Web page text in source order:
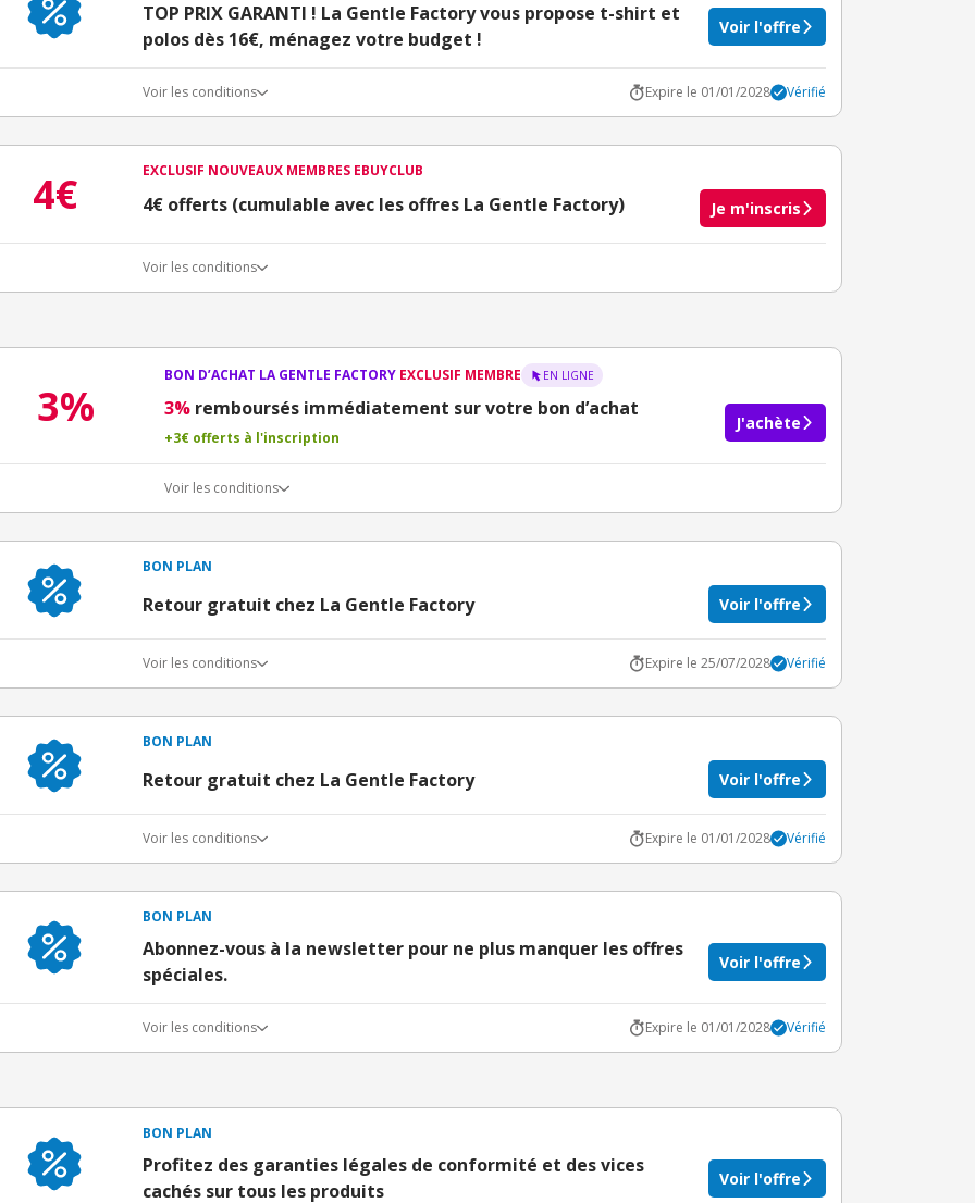
TOP PRIX GARANTI ! La Gentle Factory vous propose t-shirt et
polos dès 16€, ménagez votre budget !
Voir l'offre
Voir les conditions Expire le 01/01/2028 Vérifié
4€ EXCLUSIF NOUVEAUX MEMBRES EBUYCLUB
4€ offerts (cumulable avec les offres La Gentle Factory) Je m'inscris
Voir les conditions
Offre réservée à une toute première inscription chez eBuyClub.
3%
BON D’ACHAT LA GENTLE FACTORY EXCLUSIF MEMBRE EN LIGNE
3% remboursés immédiatement sur votre bon d’achat
+3€ offerts à l'inscription
J'achète
Voir les conditions
BON PLAN
Retour gratuit chez La Gentle Factory Voir l'offre
Voir les conditions Expire le 25/07/2028 Vérifié
BON PLAN
Retour gratuit chez La Gentle Factory Voir l'offre
Voir les conditions Expire le 01/01/2028 Vérifié
BON PLAN
Abonnez-vous à la newsletter pour ne plus manquer les offres
spéciales.
Voir l'offre
Voir les conditions Expire le 01/01/2028 Vérifié
BON PLAN
Profitez des garanties légales de conformité et des vices
cachés sur tous les produits
Voir l'offre